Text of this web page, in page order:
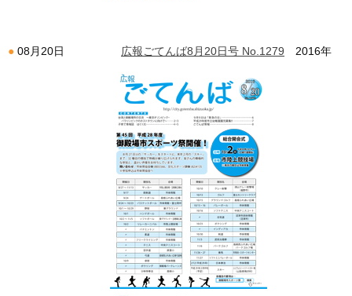
08月20日 広報ごてんば8月20日号 No.1279 2016年